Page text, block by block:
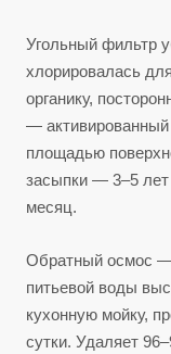
Угольный фильтр
хлорировалась
органику,
— активированный
площадью
засыпки — 3–5 лет
месяц.
Обратный осмос —
питьевой воды
кухонную мойку,
сутки. Удаляет